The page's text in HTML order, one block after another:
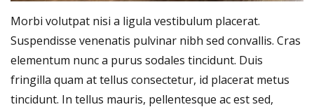
Morbi volutpat nisi a ligula vestibulum placerat.
Suspendisse venenatis pulvinar nibh sed convallis. Cras
elementum nunc a purus sodales tincidunt. Duis
fringilla quam at tellus consectetur, id placerat metus
tincidunt. In tellus mauris, pellentesque ac est sed,